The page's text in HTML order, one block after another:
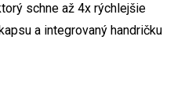
schne až 4x rýchlejšie
a integrovaný handričku